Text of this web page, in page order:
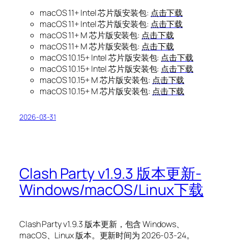
macOS 11+ Intel 芯片版安装包: 点击下载
macOS 11+ Intel 芯片版安装包: 点击下载
macOS 11+ M 芯片版安装包: 点击下载
macOS 11+ M 芯片版安装包: 点击下载
macOS 10.15+ Intel 芯片版安装包: 点击下载
macOS 10.15+ Intel 芯片版安装包: 点击下载
macOS 10.15+ M 芯片版安装包: 点击下载
macOS 10.15+ M 芯片版安装包: 点击下载
2026-03-31
Clash Party v1.9.3 版本更新-
Windows/macOS/Linux下载
Clash Party v1.9.3 版本更新，包含 Windows、
macOS、Linux 版本。更新时间为 2026-03-24。